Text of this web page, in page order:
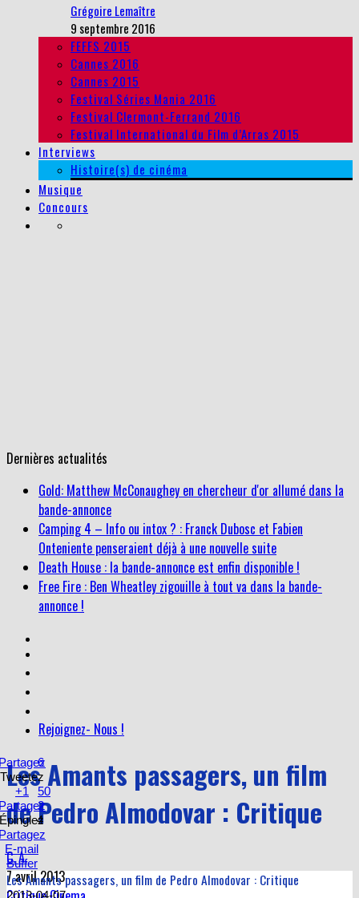
Grégoire Lemaître
9 septembre 2016
FEFFS 2015
Cannes 2016
Cannes 2015
Festival Séries Mania 2016
Festival Clermont-Ferrand 2016
Festival International du Film d’Arras 2015
Interviews
Histoire(s) de cinéma
Musique
Concours
Dernières actualités
Gold: Matthew McConaughey en chercheur d'or allumé dans la
bande-annonce
Camping 4 – Info ou intox ? : Franck Dubosc et Fabien
Onteniente penseraient déjà à une nouvelle suite
Death House : la bande-annonce est enfin disponible !
Free Fire : Ben Wheatley zigouille à tout va dans la bande-
annonce !
Les Amants passagers, un film
de Pedro Almodovar : Critique
C. A.
7 avril 2013
Critique Cinema
3
6
+1
50
2
Épinglez
4
E-mail
Buffer
Les Amants passagers, un film de Pedro Almodovar : Critique
2013-04-07
Note des lecteurs: (0Vote)